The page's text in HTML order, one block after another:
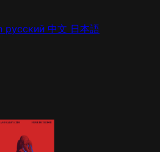
русский 中文 日本語